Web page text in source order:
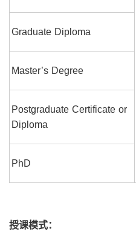
Graduate Diploma
Master’s Degree
Postgraduate Certificate or
Diploma
PhD
授课模式：